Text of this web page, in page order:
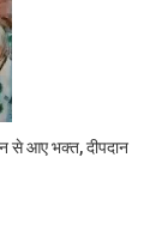
से आए भक्त, दीपदान